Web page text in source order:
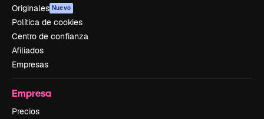
Originales Nuevo
Política de cookies
Centro de confianza
Afiliados
Empresas
Empresa
Precios